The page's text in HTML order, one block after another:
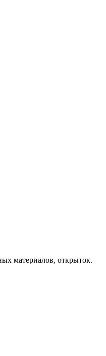
материалов, открыток.